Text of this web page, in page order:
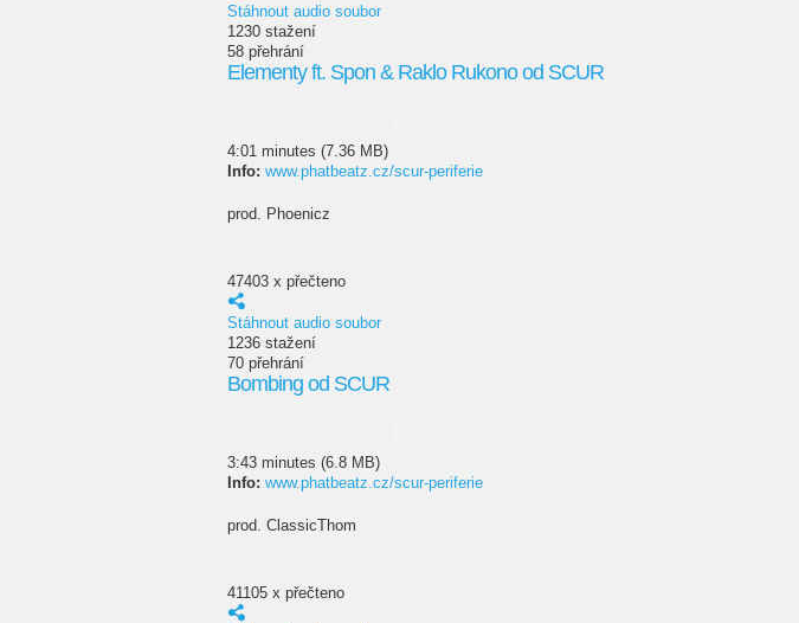
Stáhnout audio soubor
1230 stažení
58 přehrání
Elementy ft. Spon & Raklo Rukono od SCUR
4:01 minutes (7.36 MB)
Info: www.phatbeatz.cz/scur-periferie
prod. Phoenicz
47403 x přečteno
Stáhnout audio soubor
1236 stažení
70 přehrání
Bombing od SCUR
3:43 minutes (6.8 MB)
Info: www.phatbeatz.cz/scur-periferie
prod. ClassicThom
41105 x přečteno